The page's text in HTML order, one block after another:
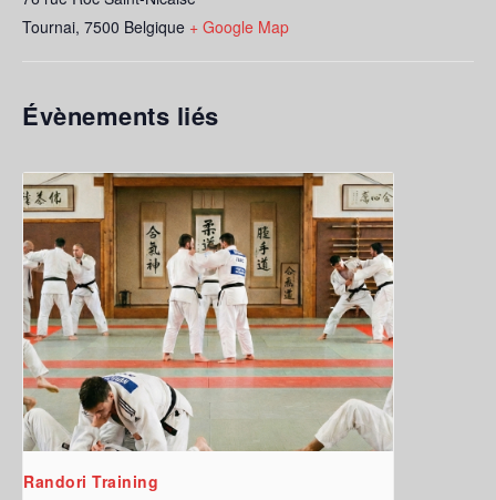
Tournai, 7500 Belgique + Google Map
Évènements liés
Randori Training